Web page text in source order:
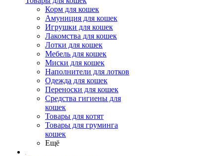
Корм для кошек
Амуниция для кошек
Игрушки для кошек
Лакомства для кошек
Лотки для кошек
Мебель для кошек
Миски для кошек
Наполнители для лотков
Одежда для кошек
Переноски для кошек
Средства гигиены для
кошек
Товары для котят
Товары для груминга
кошек
Ещё